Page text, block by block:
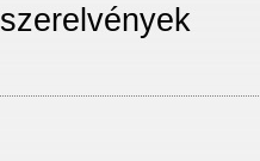
szerelvények